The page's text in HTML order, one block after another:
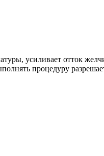
усиливает отток
процедуру